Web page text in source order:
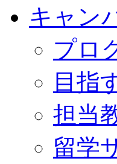
キャン
プロ
目指
担当
留学